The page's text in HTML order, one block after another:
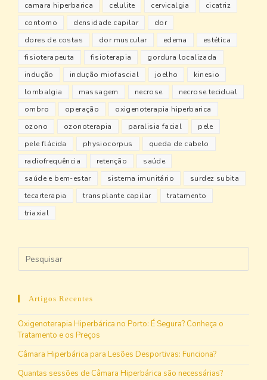
camara hiperbarica
celulite cervicalgia
cicatriz
contorno
densidade capilar
dor
dores de costas
dor muscular edema
estética
fisioterapeuta
fisioterapia
gordura localizada
indução
indução miofascial joelho
kinesio
lombalgia
massagem necrose
necrose tecidual
ombro
operação
oxigenoterapia hiperbarica
ozono
ozonoterapia paralisia facial
pele
pele flácida
physiocorpus
queda de cabelo
radiofrequência
retenção
saúde
saúde e bem-estar
sistema imunitário
surdez subita
tecarterapia
transplante capilar
tratamento
triaxial
Artigos Recentes
Oxigenoterapia Hiperbárica no Porto: É Segura? Conheça o
Tratamento e os Preços
Câmara Hiperbárica para Lesões Desportivas: Funciona?
Quantas sessões de Câmara Hiperbárica são necessárias?